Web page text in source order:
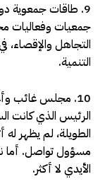
9. طاقات جمعوية دون دعم
جمعيات وفعاليات
التجاهل
التنمية.
10. مجلس غائب وأعضاء دون كفاءة
الرئيس الذي كانت
الطويلة، لم يظهر
مسؤول تواصل. أما
الأيدي لا أكثر.